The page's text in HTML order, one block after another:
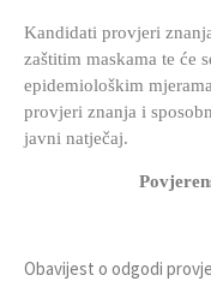
Kandidati provjeri
zaštitim maskama te će
epidemiološkim
provjeri znanja i
javni natječaj.
Obavijest o odgodi